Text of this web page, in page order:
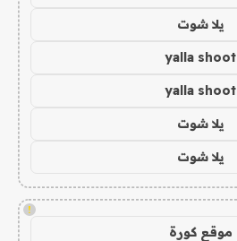
يلا شوت
yalla shoot
yalla shoot
يلا شوت
يلا شوت
!
موقع كورة